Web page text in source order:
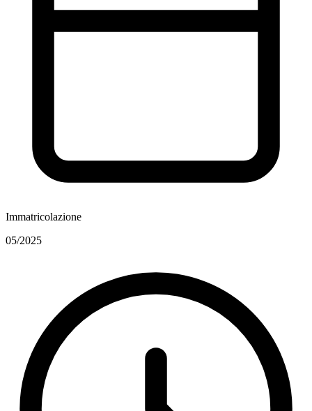
Immatricolazione
05/2025